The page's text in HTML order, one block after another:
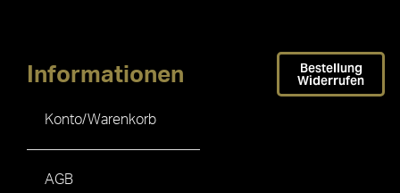
Informationen
Konto/Warenkorb
AGB
Bestellung
Widerrufen